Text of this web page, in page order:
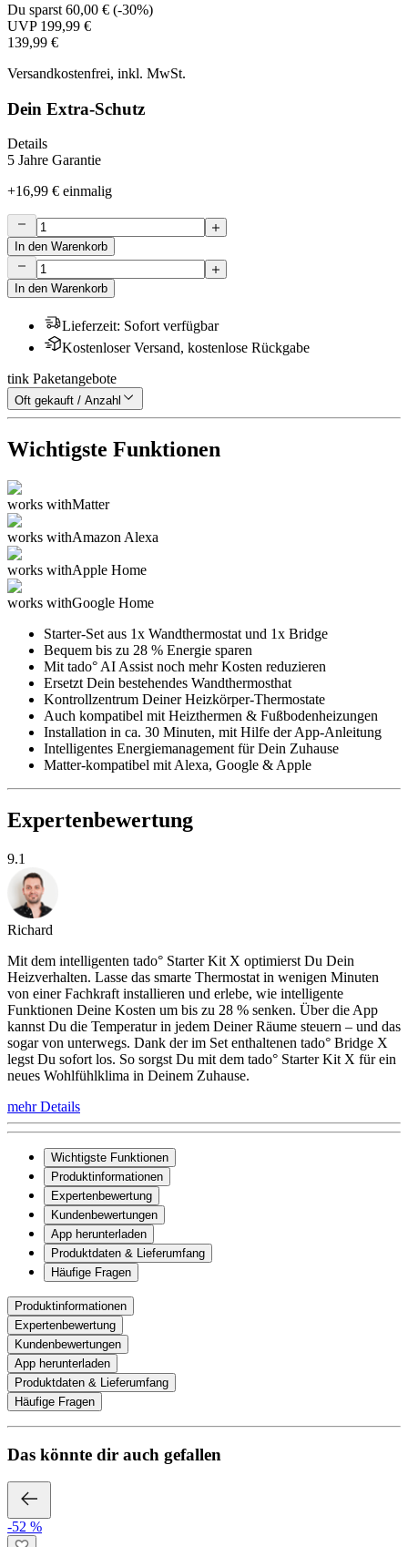
Du sparst 60,00 € (-30%)
UVP 199,99 €
139,99 €
Versandkostenfrei, inkl. MwSt.
Dein Extra-Schutz
Details
5 Jahre Garantie
+16,99 € einmalig
In den Warenkorb
In den Warenkorb
Lieferzeit: Sofort verfügbar
Kostenloser Versand, kostenlose Rückgabe
tink Paketangebote
Oft gekauft / Anzahl
Wichtigste Funktionen
works withMatter
works withAmazon Alexa
works withApple Home
works withGoogle Home
Starter-Set aus 1x Wandthermostat und 1x Bridge
Bequem bis zu 28 % Energie sparen
Mit tado° AI Assist noch mehr Kosten reduzieren
Ersetzt Dein bestehendes Wandthermosthat
Kontrollzentrum Deiner Heizkörper-Thermostate
Auch kompatibel mit Heizthermen & Fußbodenheizungen
Installation in ca. 30 Minuten, mit Hilfe der App-Anleitung
Intelligentes Energiemanagement für Dein Zuhause
Matter-kompatibel mit Alexa, Google & Apple
Expertenbewertung
9.1
Richard
Mit dem intelligenten tado° Starter Kit X optimierst Du Dein
Heizverhalten. Lasse das smarte Thermostat in wenigen Minuten
von einer Fachkraft installieren und erlebe, wie intelligente
Funktionen Deine Kosten um bis zu 28 % senken. Über die App
kannst Du die Temperatur in jedem Deiner Räume steuern – und das
sogar von unterwegs. Dank der im Set enthaltenen tado° Bridge X
legst Du sofort los. So sorgst Du mit dem tado° Starter Kit X für ein
neues Wohlfühlklima in Deinem Zuhause.
mehr Details
Wichtigste Funktionen
Produktinformationen
Expertenbewertung
Kundenbewertungen
App herunterladen
Produktdaten & Lieferumfang
Häufige Fragen
Produktinformationen
Expertenbewertung
Kundenbewertungen
App herunterladen
Produktdaten & Lieferumfang
Häufige Fragen
Das könnte dir auch gefallen
-52 %